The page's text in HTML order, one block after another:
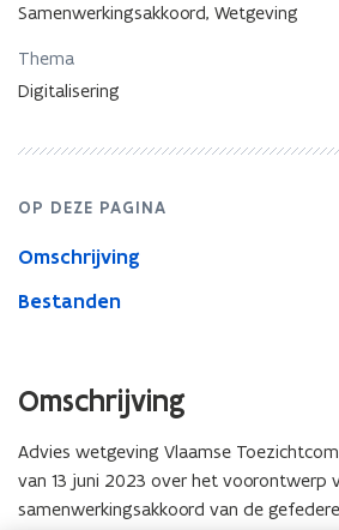
Samenwerkingsakkoord, Wetgeving
Thema
Digitalisering
OP DEZE PAGINA
Omschrijving
Bestanden
Omschrijving
Advies wetgeving Vlaamse
van 13 juni 2023 over het voorontwerp
samenwerkingsakkoord van de